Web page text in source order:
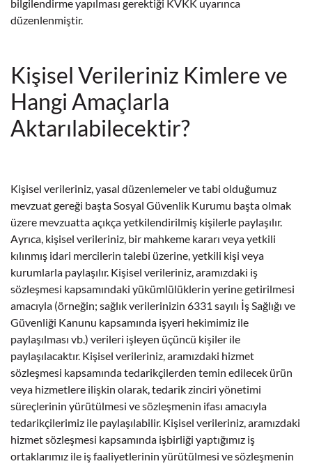
bilgilendirme yapılması gerektiği KVKK uyarınca
düzenlenmiştir.
Kişisel Verileriniz Kimlere ve
Hangi Amaçlarla
Aktarılabilecektir?
Kişisel verileriniz, yasal düzenlemeler ve tabi olduğumuz
mevzuat gereği başta Sosyal Güvenlik Kurumu başta olmak
üzere mevzuatta açıkça yetkilendirilmiş kişilerle paylaşılır.
Ayrıca, kişisel verileriniz, bir mahkeme kararı veya yetkili
kılınmış idari mercilerin talebi üzerine, yetkili kişi veya
kurumlarla paylaşılır. Kişisel verileriniz, aramızdaki iş
sözleşmesi kapsamındaki yükümlülüklerin yerine getirilmesi
amacıyla (örneğin; sağlık verilerinizin 6331 sayılı İş Sağlığı ve
Güvenliği Kanunu kapsamında işyeri hekimimiz ile
paylaşılması vb.) verileri işleyen üçüncü kişiler ile
paylaşılacaktır. Kişisel verileriniz, aramızdaki hizmet
sözleşmesi kapsamında tedarikçilerden temin edilecek ürün
veya hizmetlere ilişkin olarak, tedarik zinciri yönetimi
süreçlerinin yürütülmesi ve sözleşmenin ifası amacıyla
tedarikçilerimiz ile paylaşılabilir. Kişisel verileriniz, aramızdaki
hizmet sözleşmesi kapsamında işbirliği yaptığımız iş
ortaklarımız ile iş faaliyetlerinin yürütülmesi ve sözleşmenin